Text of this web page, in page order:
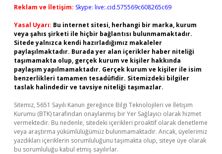
Reklam ve İletişim: Skype: live:.cid.575569c608265c69
Yasal Uyarı: Bu internet sitesi, herhangi bir marka, kurum
veya şahıs şirketi ile hiçbir bağlantısı bulunmamaktadır.
Sitede yalnızca kendi hazırladığımız makaleler
paylaşılmaktadır. Burada yer alan içerikler haber niteliği
taşımamakta olup, gerçek kurum ve kişiler hakkında
paylaşım yapılmamaktadır. Gerçek kurum ve kişiler ile isim
benzerlikleri tamamen tesadüfidir. Sitemizdeki bilgiler
taslak halindedir ve tavsiye niteliği taşımazlar.
Sitemiz, 5651 Sayılı Kanun gereğince Bilgi Teknolojileri ve İletişim
Kurumu (BTK) tarafından onaylanmış bir Yer Sağlayıcı olarak hizmet
vermektedir. Bu nedenle, sitedeki içerikleri proaktif olarak denetleme
veya araştırma yükümlülüğümüz bulunmamaktadır. Ancak, üyelerimiz
yazdıkları içeriklerin sorumluluğunu taşımakta olup, siteye üye olarak
bu sorumluluğu kabul etmiş sayılırlar.